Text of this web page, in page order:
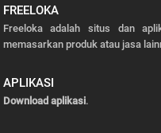
FREELOKA
Freeloka adalah situs dan
memasarkan produk atau jasa
APLIKASI
Download aplikasi.